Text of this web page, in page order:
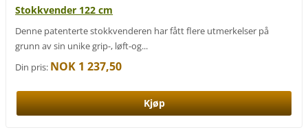
Stokkvender 122 cm
Denne patenterte stokkvenderen har fått flere utmerkelser på
grunn av sin unike grip-, løft-og...
Din pris: NOK 1 237,50